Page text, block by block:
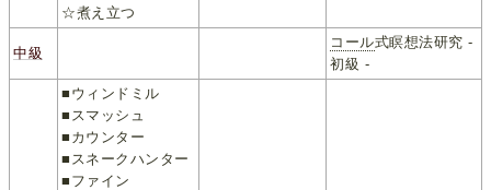
☆煮え立つ
中級
コール式瞑想法研究 -
初級 -
■ウィンドミル
■スマッシュ
■カウンター
■スネークハンター
■ファイン